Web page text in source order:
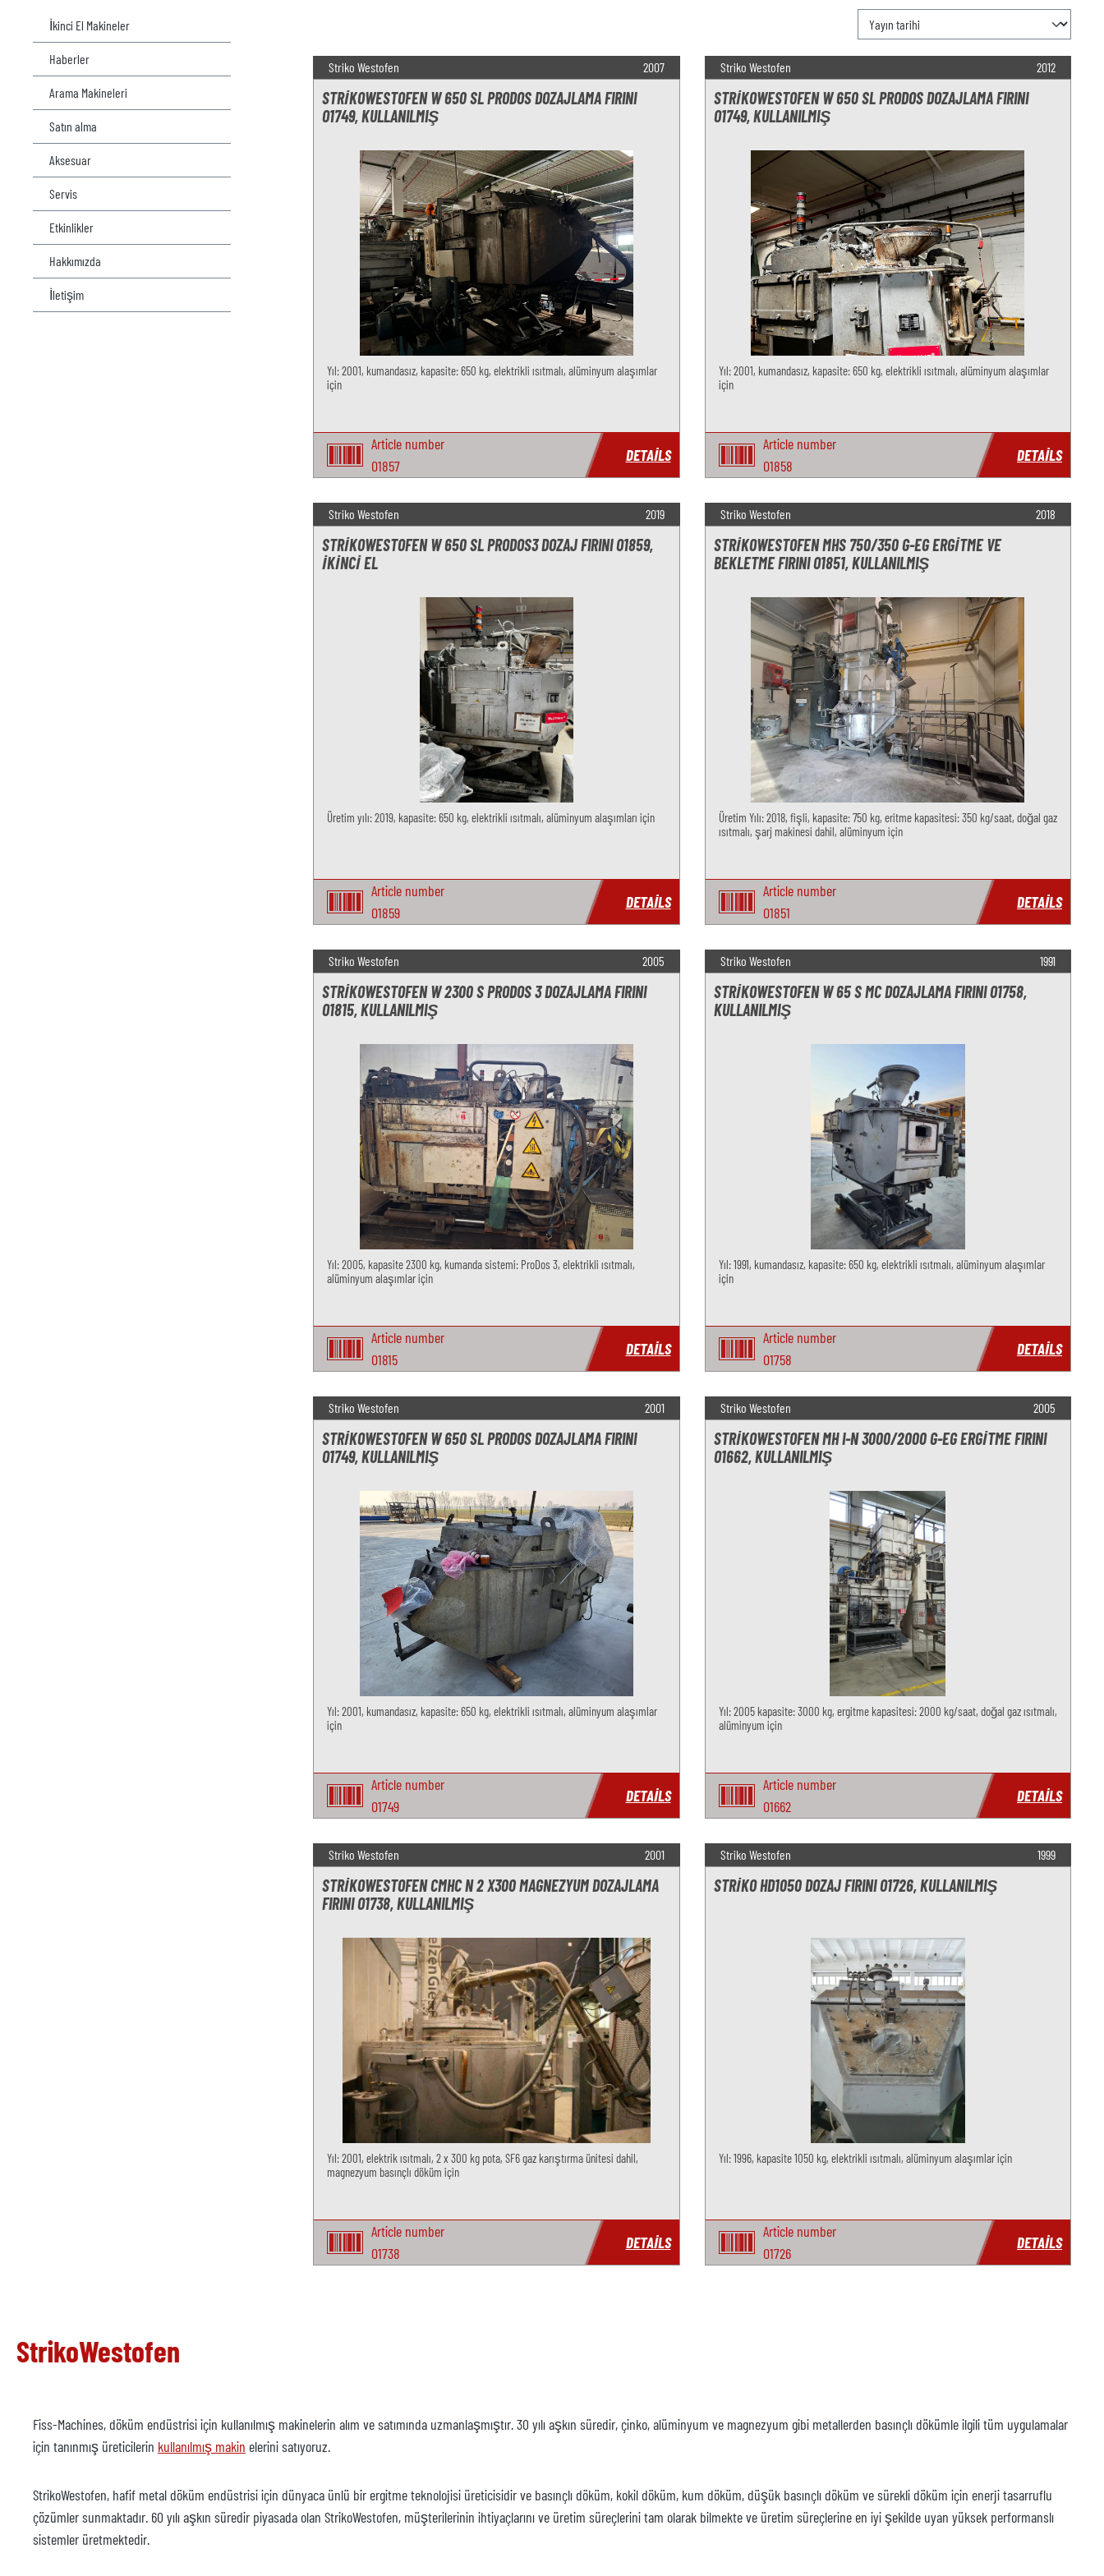
İkinci El Makineler
Haberler
Arama Makineleri
Satın alma
Aksesuar
Servis
Etkinlikler
Hakkımızda
İletişim
Striko Westofen 2007
STRIKOWESTOFEN W 650 SL PRODOS DOZAJLAMA FIRINI
O1749, KULLANILMIŞ
Yıl: 2001, kumandasız, kapasite: 650 kg, elektrikli ısıtmalı, alüminyum alaşımlar
için
Article number
O1857
DETAILS
Striko Westofen 2012
STRIKOWESTOFEN W 650 SL PRODOS DOZAJLAMA FIRINI
O1749, KULLANILMIŞ
Yıl: 2001, kumandasız, kapasite: 650 kg, elektrikli ısıtmalı, alüminyum alaşımlar
için
Article number
O1858
DETAILS
Striko Westofen 2019
STRIKOWESTOFEN W 650 SL PRODOS3 DOZAJ FIRINI O1859,
IKINCI EL
Üretim yılı: 2019, kapasite: 650 kg, elektrikli ısıtmalı, alüminyum alaşımları için
Article number
O1859
DETAILS
Striko Westofen 2018
STRIKOWESTOFEN MHS 750/350 G-EG ERGITME VE
BEKLETME FIRINI O1851, KULLANILMIŞ
Üretim Yılı: 2018, fişli, kapasite: 750 kg, eritme kapasitesi: 350 kg/saat, doğal gaz
ısıtmalı, şarj makinesi dahil, alüminyum için
Article number
O1851
DETAILS
Striko Westofen 2005
STRIKOWESTOFEN W 2300 S PRODOS 3 DOZAJLAMA FIRINI
O1815, KULLANILMIŞ
Yıl: 2005, kapasite 2300 kg, kumanda sistemi: ProDos 3, elektrikli ısıtmalı,
alüminyum alaşımlar için
Article number
O1815
DETAILS
Striko Westofen 1991
STRIKOWESTOFEN W 65 S MC DOZAJLAMA FIRINI O1758,
KULLANILMIŞ
Yıl: 1991, kumandasız, kapasite: 650 kg, elektrikli ısıtmalı, alüminyum alaşımlar
için
Article number
O1758
DETAILS
Striko Westofen 2001
STRIKOWESTOFEN W 650 SL PRODOS DOZAJLAMA FIRINI
O1749, KULLANILMIŞ
Yıl: 2001, kumandasız, kapasite: 650 kg, elektrikli ısıtmalı, alüminyum alaşımlar
için
Article number
O1749
DETAILS
Striko Westofen 2005
STRIKOWESTOFEN MH I-N 3000/2000 G-EG ERGITME FIRINI
O1662, KULLANILMIŞ
Yıl: 2005 kapasite: 3000 kg, ergitme kapasitesi: 2000 kg/saat, doğal gaz ısıtmalı,
alüminyum için
Article number
O1662
DETAILS
Striko Westofen 2001
STRIKOWESTOFEN CMHC N 2 X300 MAGNEZYUM DOZAJLAMA
FIRINI O1738, KULLANILMIŞ
Yıl: 2001, elektrik ısıtmalı, 2 x 300 kg pota, SF6 gaz karıştırma ünitesi dahil,
magnezyum basınçlı döküm için
Article number
O1738
DETAILS
Striko Westofen 1999
STRIKO HD1050 DOZAJ FIRINI O1726, KULLANILMIŞ
Yıl: 1996, kapasite 1050 kg, elektrikli ısıtmalı, alüminyum alaşımlar için
Article number
O1726
DETAILS
StrikoWestofen
Fiss-Machines, döküm endüstrisi için kullanılmış makinelerin alım ve satımında uzmanlaşmıştır. 30 yılı aşkın süredir, çinko, alüminyum ve magnezyum gibi metallerden basınçlı dökümle ilgili tüm uygulamalar
için tanınmış üreticilerin kullanılmış makin elerini satıyoruz.
StrikoWestofen, hafif metal döküm endüstrisi için dünyaca ünlü bir ergitme teknolojisi üreticisidir ve basınçlı döküm, kokil döküm, kum döküm, düşük basınçlı döküm ve sürekli döküm için enerji tasarruflu
çözümler sunmaktadır. 60 yılı aşkın süredir piyasada olan StrikoWestofen, müşterilerinin ihtiyaçlarını ve üretim süreçlerini tam olarak bilmekte ve üretim süreçlerine en iyi şekilde uyan yüksek performanslı
sistemler üretmektedir.